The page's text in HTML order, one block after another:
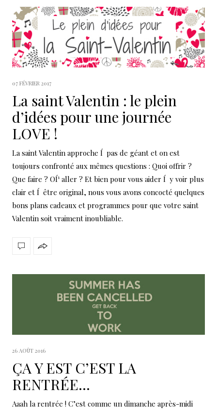
07 FÉVRIER 2017
La saint Valentin : le plein
d’idées pour une journée
LOVE !
La saint Valentin approche Í pas de géant et on est
toujours confronté aux mêmes questions : Quoi offrir ?
Que faire ? OÍ¹ aller ? Et bien pour vous aider Í y voir plus
clair et Í être original, nous vous avons concocté quelques
bons plans cadeaux et programmes pour que votre saint
Valentin soit vraiment inoubliable.
26 AOÛT 2016
ÇA Y EST C’EST LA
RENTRÉE…
Aaah la rentrée ! C’est comme un dimanche après-midi